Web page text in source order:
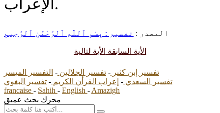
الإعراب.
المصدر : تفسير : بِسْمِ ٱللَّهِ ٱلرَّحْمَٰنِ ٱلرَّحِيمِ
الأية السابقة الأية لتالية
تفسير إبن كثير - تفسير الجلالين - التفسير الميسر
تفسير السعدي - إعراب القرأن الكريم - تفسير البغوي
francaise - Sahih - English - Amazigh
محرك بحث عميق